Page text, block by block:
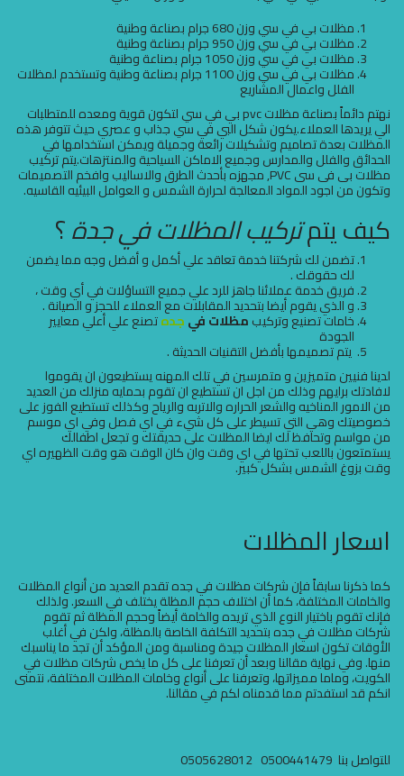
مظلات بي في سي وزن 680 جرام بصناعة وطنیة
مظلات بي في سي وزن 950 جرام بصناعة وطنیة
مظلات بي في سي وزن 1050 جرام بصناعة وطنية
مظلات بي في سي وزن 1100 جرام بصناعة وطنية وتستخدم لمظلات
الفلل واعمال المشاریع
نهتم دائماً بصناعة مظلات pvc بي في سي لتكون قوية ومعده للمتطلبات
الي يريدها العملاء.يكون شكل البي في سي جذاب و عصري حيث تتوفر هذه
المظلات بعدة تصاميم وتشكيلات رائعة وجميلة ويمكن استخدامها في
الحدائق والفلل والمدارس وجميع الاماكن السياحية والمنتزهات.يتم تركيب
مظلات بى فى سى PVC, مجهزه بأحدث الطرق والاساليب وافخم التصميمات
وتكون من اجود المواد المعالجة لحرارة الشمس و العوامل البيئيه القاسيه.
كيف يتمتركيب المظلات في جدة؟
تضمن لك شركتنا خدمة تعاقد علي أكمل و أفضل وجه مما يضمن
لك حقوقك .
فريق خدمة عملائنا جاهز للرد علي جميع التساؤلات في أي وقت ،
و الذي يقوم أيضا بتحديد المقابلات مع العملاء للحجز و الصيانة .
خامات تصنيع وتركيبمظلات فيجدهتصنع علي أعلي معايير
الجودة
يتم تصميمها بأفضل التقنيات الحديثة .
لدينا فنيين متميزين و متمرسين في تلك المهنه يستطيعون ان يقوموا
لافادتك برايهم وذلك من اجل ان تستطيع ان تقوم بحمايه منزلك من العديد
من الامور المناخيه والشعر الحراره والاتربه والرياح وكذلك تستطيع الفوز على
خصوصيتك وهي التي تسيطر على كل شيء في اي فصل وفي اي موسم
من مواسم وتحافظ لك ايضا المظلات على حديقتك و تجعل اطفالك
يستمتعون باللعب تحتها في اي وقت وان كان الوقت هو وقت الظهيره اي
وقت بزوغ الشمس بشكل كبير.
اسعار المظلات
كما ذكرنا سابقاً فإن شركات مظلات في جده تقدم العديد من أنواع المظلات
والخامات المختلفة، كما أن اختلاف حجم المظلة يختلف في السعر. ولذلك
فإنك تقوم باختيار النوع الذي تريده والخامة أيضاً وحجم المظلة ثم تقوم
شركات مظلات في جده بتحديد التكلفة الخاصة بالمظلة، ولكن في أغلب
الأوقات تكون اسعار المظلات جيدة ومناسبة ومن المؤكد أن تجد ما يناسبك
منها. وفي نهاية مقالنا وبعد أن تعرفنا على كل ما يخص شركات مظلات في
الكويت، وماما مميزاتها، وتعرفنا على أنواع وخامات المظلات المختلفة، نتمنى
انكم قد استفدتم مما قدمناه لكم في مقالنا.
للتواصل بنا 0500441479 0505628012